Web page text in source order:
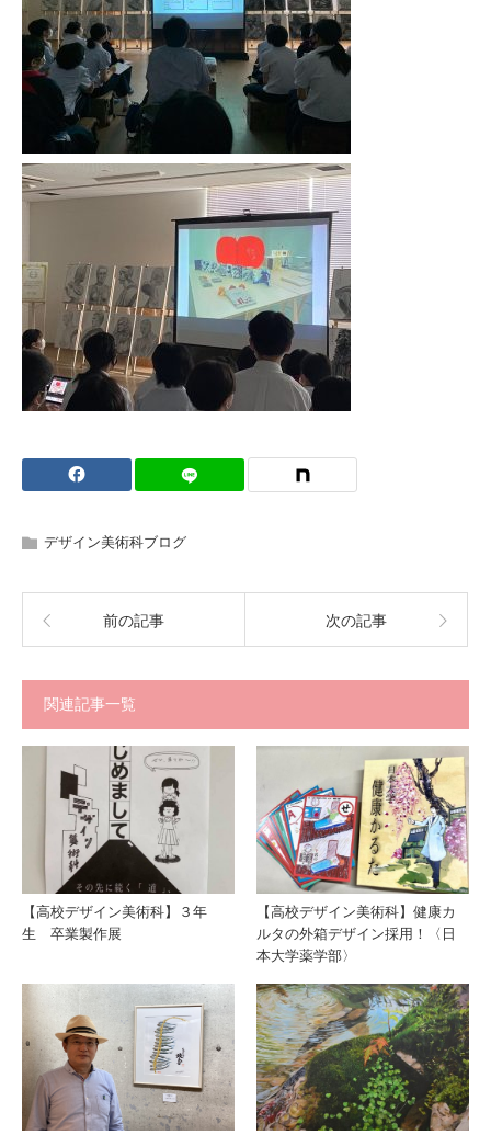
デザイン美術科ブログ
前の記事 次の記事
関連記事一覧
【高校デザイン美術科】３年
生 卒業製作展
【高校デザイン美術科】健康カ
ルタの外箱デザイン採用！〈日
本大学薬学部〉